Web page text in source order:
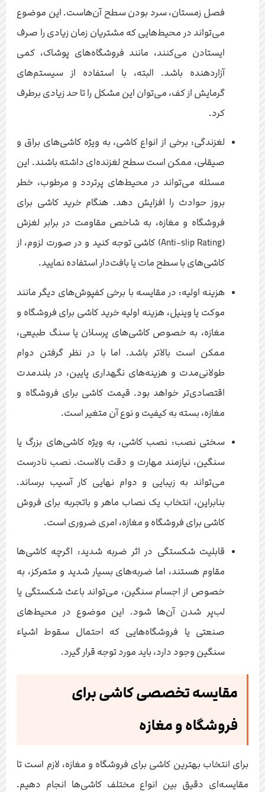
فصل زمستان، سرد بودن سطح آن‌هاست. این موضوع
می‌تواند در محیط‌هایی که مشتریان زمان زیادی را صرف
ایستادن می‌کنند، مانند فروشگاه‌های پوشاک، کمی
آزاردهنده باشد. البته، با استفاده از سیستم‌های
گرمایش از کف، می‌توان این مشکل را تا حد زیادی برطرف
کرد.
لغزندگی: برخی از انواع کاشی، به ویژه کاشی‌های براق و
صیقلی، ممکن است سطح لغزنده‌ای داشته باشند. این
مسئله می‌تواند در محیط‌های پرتردد و مرطوب، خطر
بروز حوادث را افزایش دهد. هنگام خرید کاشی برای
فروشگاه و مغازه، به شاخص مقاومت در برابر لغزش
(Anti-slip Rating) کاشی توجه کنید و در صورت لزوم، از
کاشی‌های با سطح مات یا بافت‌دار استفاده نمایید.
هزینه اولیه: در مقایسه با برخی کفپوش‌های دیگر مانند
موکت یا وینیل، هزینه اولیه خرید کاشی برای فروشگاه و
مغازه، به خصوص کاشی‌های پرسلان یا سنگ طبیعی،
ممکن است بالاتر باشد. اما با در نظر گرفتن دوام
طولانی‌مدت و هزینه‌های نگهداری پایین، در بلندمدت
اقتصادی‌تر خواهد بود. قیمت کاشی برای فروشگاه و
مغازه، بسته به کیفیت و نوع آن متغیر است.
سختی نصب: نصب کاشی، به ویژه کاشی‌های بزرگ یا
سنگین، نیازمند مهارت و دقت بالاست. نصب نادرست
می‌تواند به زیبایی و دوام نهایی کار آسیب برساند.
بنابراین، انتخاب یک نصاب ماهر و باتجربه برای فروش
کاشی برای فروشگاه و مغازه، امری ضروری است.
قابلیت شکستگی در اثر ضربه شدید: اگرچه کاشی‌ها
مقاوم هستند، اما ضربه‌های بسیار شدید و متمرکز، به
خصوص از اجسام سنگین، می‌تواند باعث شکستگی یا
لب‌پر شدن آن‌ها شود. این موضوع در محیط‌های
صنعتی یا فروشگاه‌هایی که احتمال سقوط اشیاء
سنگین وجود دارد، باید مورد توجه قرار گیرد.
مقایسه تخصصی کاشی برای
فروشگاه و مغازه
برای انتخاب بهترین کاشی برای فروشگاه و مغازه، لازم است تا
مقایسه‌ای دقیق بین انواع مختلف کاشی‌ها انجام دهیم.